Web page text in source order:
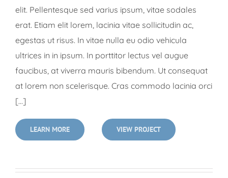
elit. Pellentesque sed varius ipsum, vitae sodales
erat. Etiam elit lorem, lacinia vitae sollicitudin ac,
egestas ut risus. In vitae nulla eu odio vehicula
ultrices in in ipsum. In porttitor lectus vel augue
faucibus, at viverra mauris bibendum. Ut consequat
at lorem non scelerisque. Cras commodo lacinia orci
[...]
LEARN MORE VIEW PROJECT